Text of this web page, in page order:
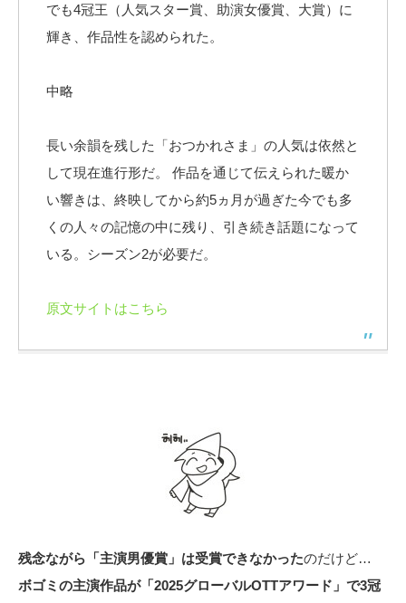
でも4冠王（人気スター賞、助演女優賞、大賞）に
輝き、作品性を認められた。
中略
長い余韻を残した「おつかれさま」の人気は依然と
して現在進行形だ。 作品を通じて伝えられた暖か
い響きは、終映してから約5ヵ月が過ぎた今でも多
くの人々の記憶の中に残り、引き続き話題になって
いる。シーズン2が必要だ。
原文サイトはこちら
残念ながら「主演男優賞」は受賞できなかったのだけど…
ボゴミの主演作品が「2025グローバルOTTアワード」で3冠